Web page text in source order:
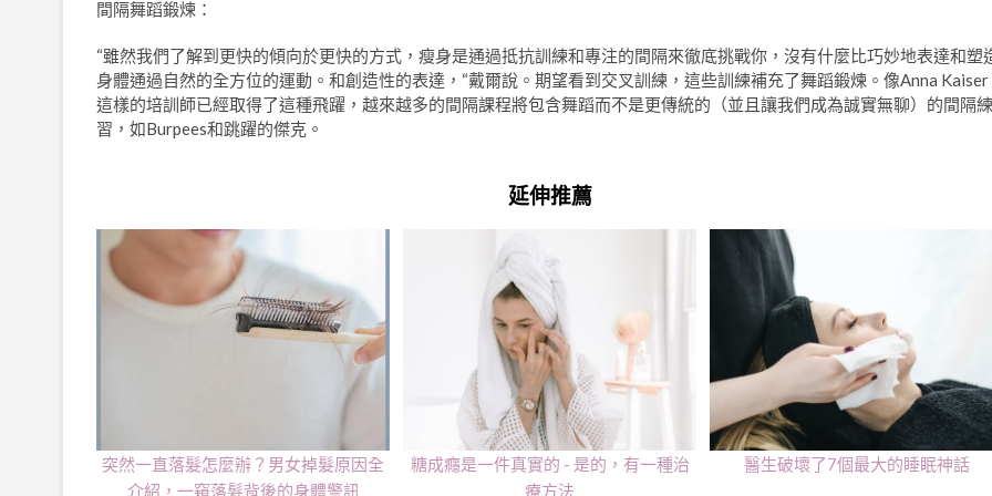
間隔舞蹈鍛煉：
“雖然我們了解到更快的傾向於更快的方式，瘦身是通過抵抗訓練和專注的間隔來徹底挑戰你，沒有什麼比巧妙地表達和塑
身體通過自然的全方位的運動。和創造性的表達，“戴爾說。期望看到交叉訓練，這些訓練補充了舞蹈鍛煉。像Anna Kaiser
這樣的培訓師已經取得了這種飛躍，越來越多的間隔課程將包含舞蹈而不是更傳統的（並且讓我們成為誠實無聊）的間隔練
習，如Burpees和跳躍的傑克。
延伸推薦
突然一直落髮怎麼辦？男女掉髮原因全
介紹，一窺落髮背後的身體警訊
糖成癮是一件真實的 - 是的，有一種治
療方法
醫生破壞了7個最大的睡眠神話